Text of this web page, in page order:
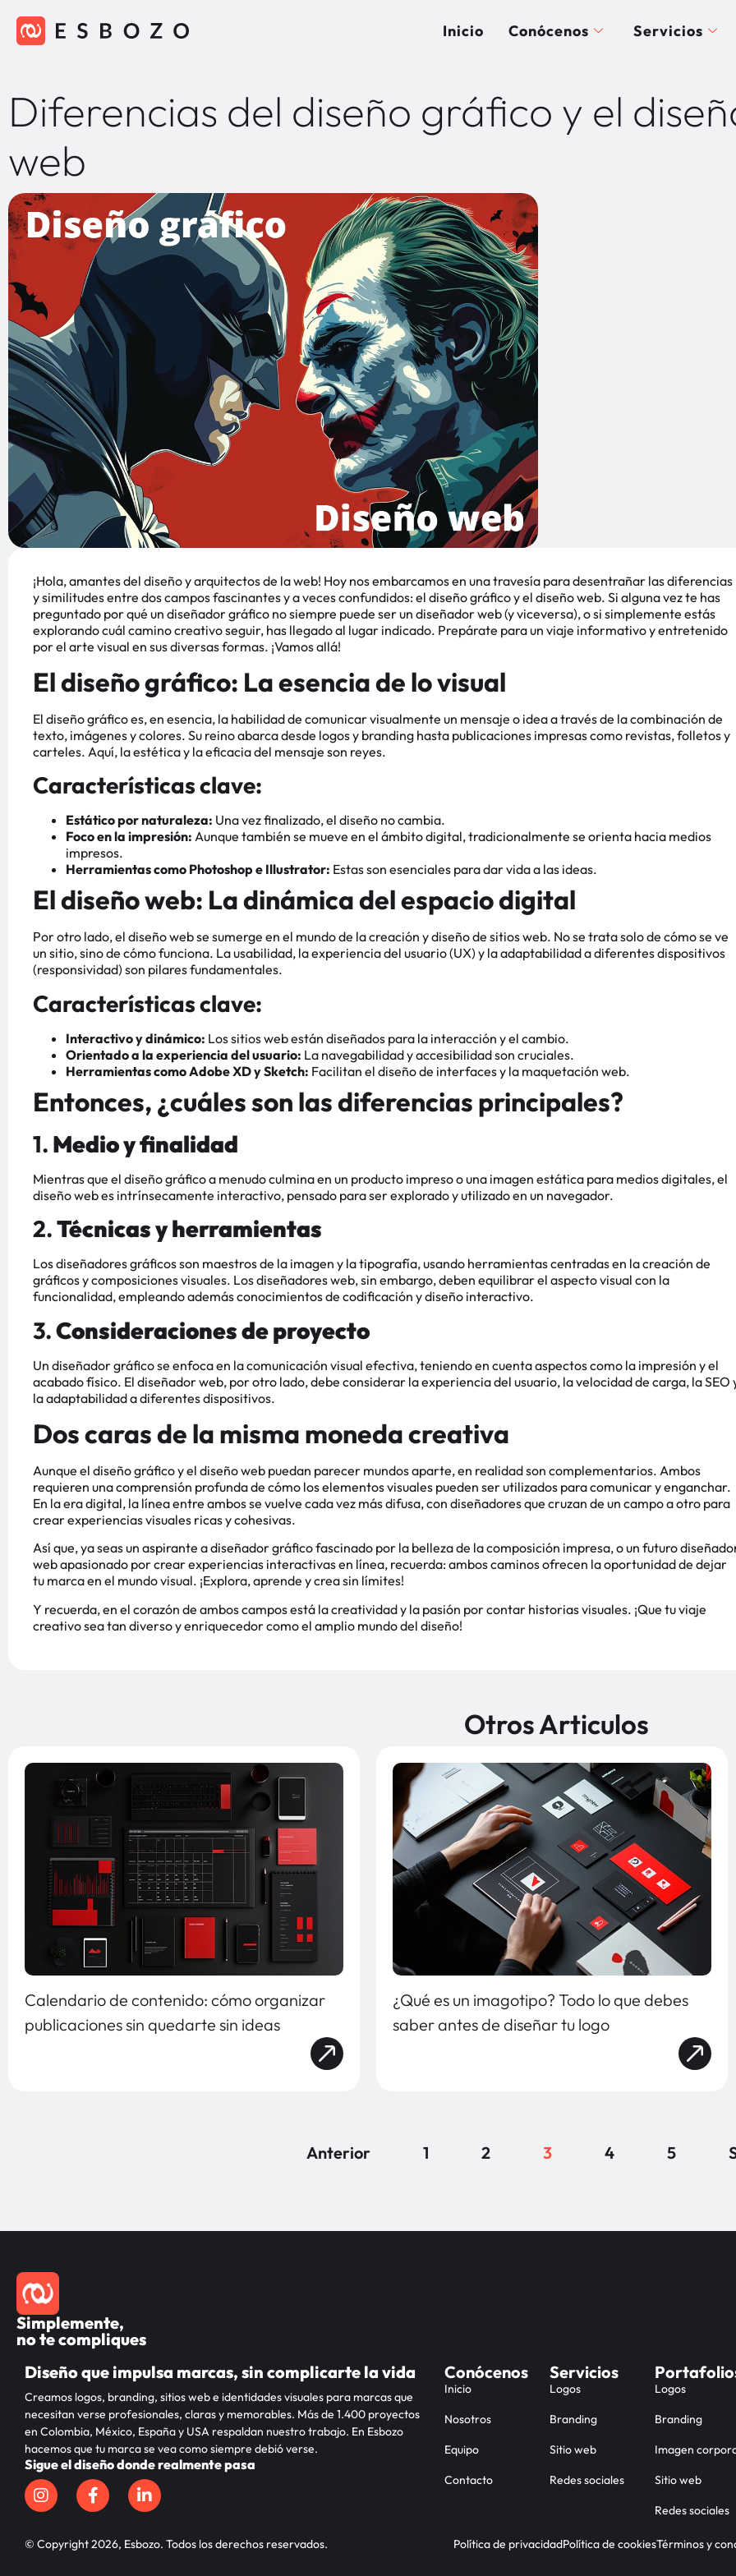
Inicio Conócenos Servicios
Diferencias del diseño gráfico y el
web
¡Hola, amantes del diseño y arquitectos de la web! Hoy nos embarcamos en una travesía para desentrañar las diferencias
y similitudes entre dos campos fascinantes y a veces confundidos: el diseño gráfico y el diseño web. Si alguna vez te has
preguntado por qué un diseñador gráfico no siempre puede ser un diseñador web (y viceversa), o si simplemente estás
explorando cuál camino creativo seguir, has llegado al lugar indicado. Prepárate para un viaje informativo y entretenido
por el arte visual en sus diversas formas. ¡Vamos allá!
El diseño gráfico: La esencia de lo visual
El diseño gráfico es, en esencia, la habilidad de comunicar visualmente un mensaje o idea a través de la combinación de
texto, imágenes y colores. Su reino abarca desde logos y branding hasta publicaciones impresas como revistas, folletos y
carteles. Aquí, la estética y la eficacia del mensaje son reyes.
Características clave:
Estático por naturaleza: Una vez finalizado, el diseño no cambia.
Foco en la impresión: Aunque también se mueve en el ámbito digital, tradicionalmente se orienta hacia medios
impresos.
Herramientas como Photoshop e Illustrator: Estas son esenciales para dar vida a las ideas.
El diseño web: La dinámica del espacio digital
Por otro lado, el diseño web se sumerge en el mundo de la creación y diseño de sitios web. No se trata solo de cómo se ve
un sitio, sino de cómo funciona. La usabilidad, la experiencia del usuario (UX) y la adaptabilidad a diferentes dispositivos
(responsividad) son pilares fundamentales.
Características clave:
Interactivo y dinámico: Los sitios web están diseñados para la interacción y el cambio.
Orientado a la experiencia del usuario: La navegabilidad y accesibilidad son cruciales.
Herramientas como Adobe XD y Sketch: Facilitan el diseño de interfaces y la maquetación web.
Entonces, ¿cuáles son las diferencias principales?
1. Medio y finalidad
Mientras que el diseño gráfico a menudo culmina en un producto impreso o una imagen estática para medios digitales, el
diseño web es intrínsecamente interactivo, pensado para ser explorado y utilizado en un navegador.
2.Técnicas y herramientas
Los diseñadores gráficos son maestros de la imagen y la tipografía, usando herramientas centradas en la creación de
gráficos y composiciones visuales. Los diseñadores web, sin embargo, deben equilibrar el aspecto visual con la
funcionalidad, empleando además conocimientos de codificación y diseño interactivo.
3.Consideraciones de proyecto
Un diseñador gráfico se enfoca en la comunicación visual efectiva, teniendo en cuenta aspectos como la impresión y el
acabado físico. El diseñador web, por otro lado, debe considerar la experiencia del usuario, la velocidad de carga, la SEO
la adaptabilidad a diferentes dispositivos.
Dos caras de la misma moneda creativa
Aunque el diseño gráfico y el diseño web puedan parecer mundos aparte, en realidad son complementarios. Ambos
requieren una comprensión profunda de cómo los elementos visuales pueden ser utilizados para comunicar y enganchar.
En la era digital, la línea entre ambos se vuelve cada vez más difusa, con diseñadores que cruzan de un campo a otro para
crear experiencias visuales ricas y cohesivas.
Así que, ya seas un aspirante a diseñador gráfico fascinado por la belleza de la composición impresa, o un futuro
web apasionado por crear experiencias interactivas en línea, recuerda: ambos caminos ofrecen la oportunidad de dejar
tu marca en el mundo visual. ¡Explora, aprende y crea sin límites!
Y recuerda, en el corazón de ambos campos está la creatividad y la pasión por contar historias visuales. ¡Que tu viaje
creativo sea tan diverso y enriquecedor como el amplio mundo del diseño!
Otros Articulos
Calendario de contenido: cómo organizar
publicaciones sin quedarte sin ideas
¿Qué es un imagotipo? Todo lo que debes
saber antes de diseñar tu logo
Anterior 1 2 3 4 5
Simplemente,
no te compliques
Diseño que impulsa marcas, sin complicarte la vida
Creamos logos, branding, sitios web e identidades visuales para marcas que
necesitan verse profesionales, claras y memorables. Más de 1.400 proyectos
en Colombia, México, España y USA respaldan nuestro trabajo. En Esbozo
hacemos que tu marca se vea como siempre debió verse.
Sigue el diseño donde realmente pasa
Conócenos
Inicio
Nosotros
Equipo
Contacto
Servicios
Logos
Branding
Sitio web
Redes sociales
Logos
Branding
Imagen
Sitio web
Redes sociales
© Copyright 2026, Esbozo. Todos los derechos reservados. Política de privacidadPolítica de cookiesTérminos y